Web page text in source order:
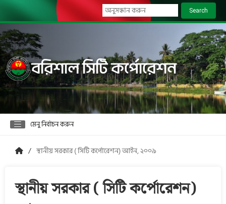
Search
বরিশাল সিটি কর্পোরেশন
মেনু নির্বাচন করুন
স্থানীয় সরকার ( সিটি কর্পোরেশন) আইন, ২০০৯
স্থানীয় সরকার ( সিটি কর্পোরেশন)